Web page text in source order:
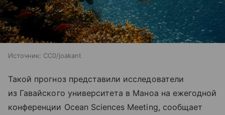
Источник: CC0/joakant
Такой прогноз представили исследователи
из Гавайского университета в Маноа на ежегодной
конференции Ocean Sciences Meeting, сообщает